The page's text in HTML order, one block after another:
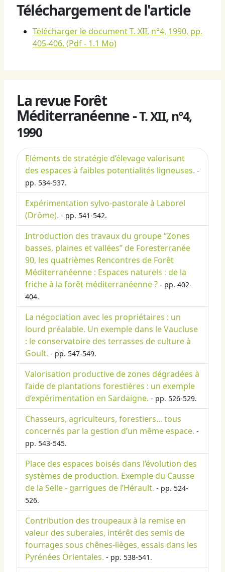
Téléchargement de l'article
Télécharger le document T. XII, n°4, 1990, pp.
405-406. (Pdf - 1.1 Mo)
La revue Forêt
Méditerranéenne -T. XII, n°4,
1990
Eléments de stratégie d’élevage valorisant
des espaces à faibles potentialités ligneuses. -
pp. 534-537.
Expérimentation sylvo-pastorale à Laborel
(Drôme). - pp. 541-542.
Introduction des travaux du groupe “Zones
basses, plaines et vallées” de Foresterranée
90, les quatrièmes Rencontres de Forêt
Méditerranéenne : Espaces naturels : de la
friche à la forêt méditerranéenne ? - pp. 402-
404.
La négociation avec les propriétaires : un
lourd préalable. Un exemple dans le Vaucluse
: le conservatoire des terrasses de culture à
Goult. - pp. 547-549.
Valorisation productive de zones dégradées à
l’aide de plantations forestières : un exemple
d’expérimentation en Sardaigne. - pp. 526-529.
Chasseurs, agriculteurs, forestiers... tous
concernés par la gestion d’un même espace. -
pp. 543-545.
Place des espaces boisés dans l’évolution des
systèmes de production. Exemple du Causse
de la Selle - garrigues de l’Hérault. - pp. 524-
526.
Contribution des troupeaux à la remise en
valeur des suberaies, intérêt des semis de
fourrages sous chênes-lièges, essais dans les
Pyrénées Orientales. - pp. 538-541.